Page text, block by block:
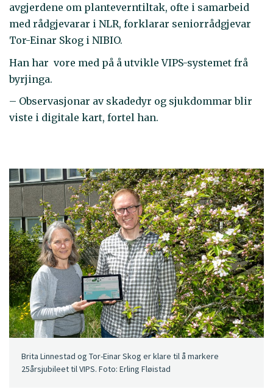
avgjerdene om planteverntiltak, ofte i samarbeid
med rådgjevarar i NLR, forklarar seniorrådgjevar
Tor-Einar Skog i NIBIO.
Han har vore med på å utvikle VIPS-systemet frå
byrjinga.
– Observasjonar av skadedyr og sjukdommar blir
viste i digitale kart, fortel han.
Brita Linnestad og Tor-Einar Skog er klare til å markere
25årsjubileet til VIPS. Foto: Erling Fløistad